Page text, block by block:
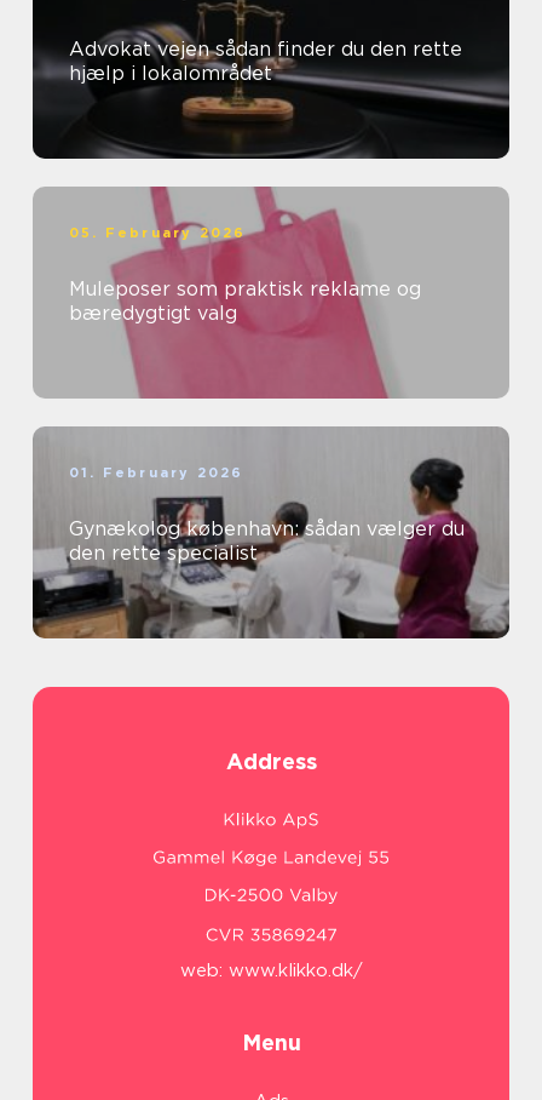
Advokat vejen sådan finder du den rette
hjælp i lokalområdet
05. February 2026
Muleposer som praktisk reklame og
bæredygtigt valg
01. February 2026
Gynækolog københavn: sådan vælger du
den rette specialist
Address
web: www.klikko.dk/
Menu